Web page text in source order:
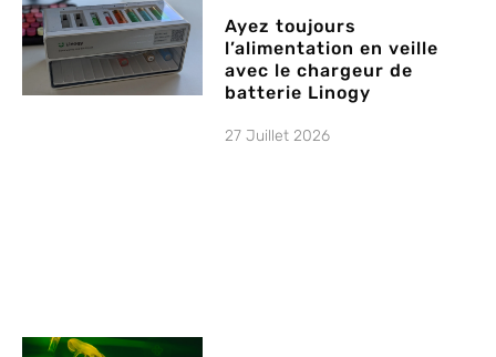
Ayez toujours
l’alimentation en veille
avec le chargeur de
batterie Linogy
27 Juillet 2026